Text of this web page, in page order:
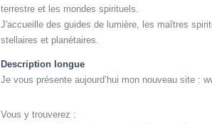
terrestre et les mondes spirituels.
J'accueille des guides de lumière, les maîtres
stellaires et planétaires.
Description longue
Je vous présente aujourd’hui mon nouveau site :
Vous y trouverez :